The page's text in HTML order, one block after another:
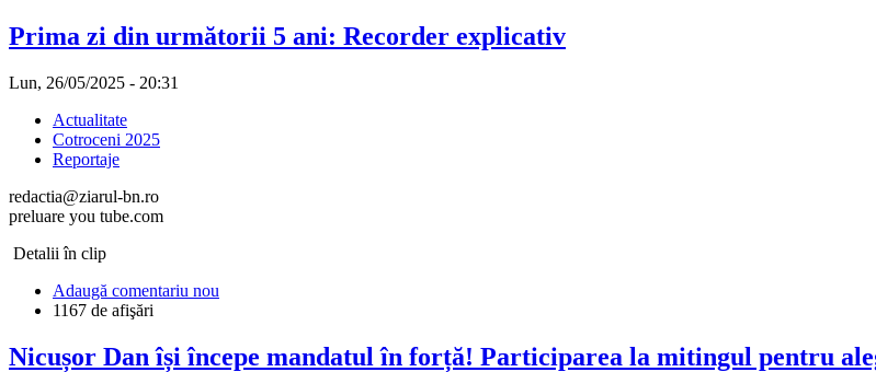
Prima zi din următorii 5 ani: Recorder explicativ
Lun, 26/05/2025 - 20:31
Actualitate
Cotroceni 2025
Reportaje
redactia@ziarul-bn.ro
preluare you tube.com
Detalii în clip
Adaugă comentariu nou
1167 de afişări
Nicușor Dan își începe mandatul în forță! Participarea la mitingul pentru